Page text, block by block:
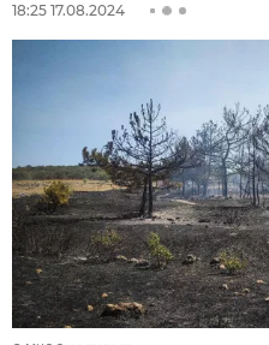
18:25 17.08.2024